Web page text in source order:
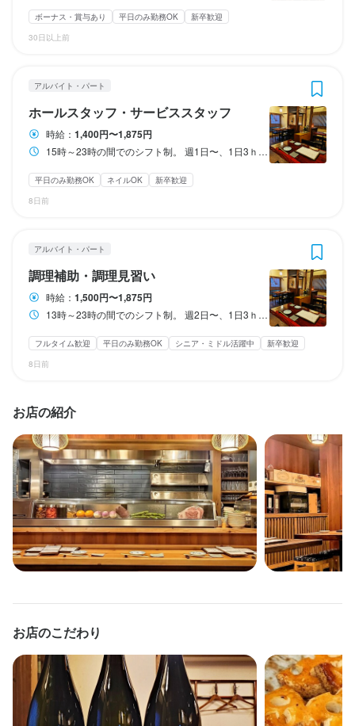
ボーナス・賞与あり 平日のみ勤務OK
新卒歓迎
30日以上前
アルバイト・パート
ホールスタッフ・サービススタッフ
時給： 1,400円〜1,875円
15時～23時の間でのシフト制。 週1日〜、1日3ｈ～ＯＫ！
平日のみ勤務OK ネイルOK
新卒歓迎
8日前
アルバイト・パート
調理補助・調理見習い
時給： 1,500円〜1,875円
13時～23時の間でのシフト制。 週2日〜、1日3ｈ～ＯＫ！
フルタイム歓迎 平日のみ勤務OK シニア・ミドル活躍中
新卒歓迎
8日前
お店の紹介
お店のこだわり
休日・休暇
日祝定休、月6〜8日休み、夏季休暇3日以上、GW休暇3日以上、
年末年始休暇あり
GW休暇あり
待遇
契約期間の定めなし
社会保険完備(厚生年金、雇用保険、健康保険、労災保険)
交通費支給あり
社内イベントあり(旅行、BBQ等)
資格取得支援あり 独立実績あり
髪型自由
ひげOK
ピアスOK
特徴
【料理長候補】
アットホームな和食居酒屋・小料理屋での料理全般、カウンター
での接客、メニュー考案等をお願いします。
駅チカですが裏路地にある古民家で、ご予約と常連のお客様が中
心。
恵比寿の大人のお客様がメイン客層なので、落ち着いた空間で
国産の食材を幅広く扱い、季節ごとの料理も高い評価をいただい
ています。
味ある方にもお勧めです。
ランチや深夜営業は一切なし。
終電考慮あり 転勤なし 長期勤務歓迎
シフト制
休日・休暇
日祝定休、月6〜10日休み、夏季休暇3日以上、GW休暇3日以上、
年末年始休暇3日以上あり
日曜定休 月8日以上休みあり 平日のみ勤務OK(土日休み)
産休・育休制度あり
契約期間の定めなし
交通費支給あり
家族手当あり(子供1人につき5000円)
社内イベントあり(旅行、BBQ等)
資格取得支援あり 独立実績あり
髪型自由
ひげOK
特徴
学歴不問 未経験者歓迎 独立希望者歓迎 新卒歓迎
第二新卒歓迎
フリーター歓迎
女性活躍中 ブランクOK 駅チカ(徒歩5分以内)
仕事内容
【料理長候補】
アットホームな和食居酒屋・小料理屋でのキッチン社員として調
和食を学びたい方、スキルアップしたい方歓迎です。
駅チカですが裏路地にある古民家で、ご予約と常連のお客様が中
制服貸与。
美味しいまかない付き。
15時～23時の間でのシフト制。
週1日〜、1日3ｈ～ＯＫ！
週1日からOK
週2日からOK
週4日以上OK シフト制 自由シフト制(毎回、時間・曜日を選べる)
長期休暇もOK。
日曜定休 月8日以上休みあり 平日のみ勤務OK(土日休み)
夏季休暇あり
年末年始休暇あり
GW休暇あり
待遇
制服(前掛け)貸与。
交通費支給。
多数のお酒の試飲もできます。
まかない・食事補助あり 社会保険完備 制服貸与
研修制度あり
社内イベントあり(旅行、BBQ等)
資格取得支援あり
社員登用制度あり
独立実績あり
髪型自由 ひげOK ネイルOK ピアスOK
特徴
女性活躍中
ブランクOK 駅チカ(徒歩5分以内) 応募者全員と面接
面接1回
仕事内容
【ホールスタッフ】
制服貸与。
美味しいまかない付き。
13時～23時の間でのシフト制。
週2日〜、1日3ｈ～ＯＫ！
長期勤務歓迎
週1日からOK
週2日からOK 週4日以上OK
自由シフト制(毎回、時間・曜日を選べる)
休日・休暇
シフト制なのでお好きなタイミングで休めます。
長期休暇もOK。
日曜定休 月8日以上休みあり 平日のみ勤務OK(土日休み)
夏季休暇あり
嬉しい賄い付き！！
まかない・食事補助あり 社会保険完備 制服貸与
研修制度あり
社内イベントあり(旅行、BBQ等)
資格取得支援あり
社員登用制度あり
独立実績あり
髪型自由 ひげOK ピアスOK
特徴
シニア・ミドル活躍中
女性活躍中 ブランクOK
駅チカ(徒歩5分以内)
仕事内容
【調理、キッチンスタッフ】
開店前の仕込み、料理の調理、盛り付け、洗い場などの調理業務